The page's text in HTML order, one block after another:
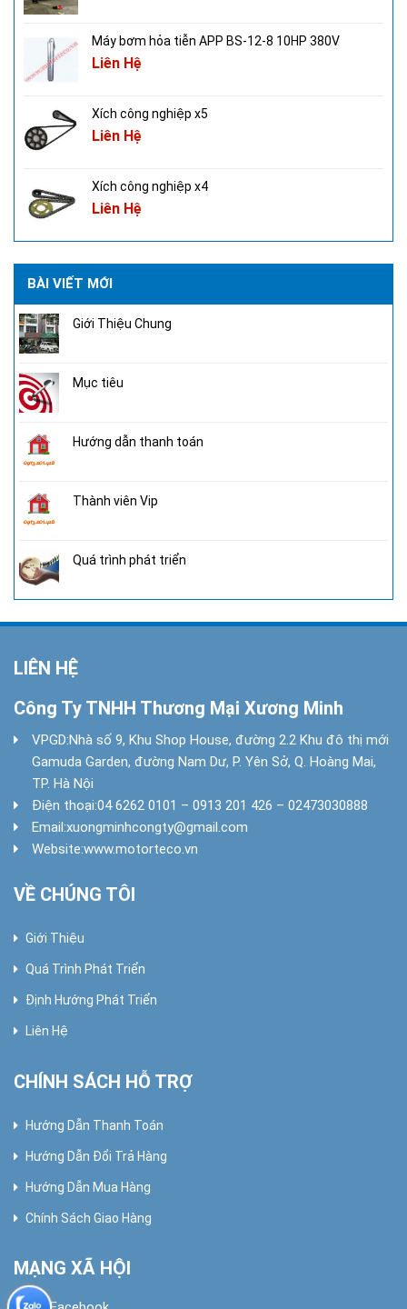
Máy bơm hỏa tiễn APP BS-12-8 10HP 380V
Liên Hệ
Xích công nghiệp x5
Liên Hệ
Xích công nghiệp x4
Liên Hệ
BÀI VIẾT MỚI
Giới Thiệu Chung
Mục tiêu
Hướng dẫn thanh toán
Thành viên Vip
Quá trình phát triển
LIÊN HỆ
Công Ty TNHH Thương Mại Xương Minh
VPGD:Nhà số 9, Khu Shop House, đường 2.2 Khu đô thị mới
Gamuda Garden, đường Nam Dư, P. Yên Sở, Q. Hoàng Mai,
TP. Hà Nội
Điện thoại:04 6262 0101 – 0913 201 426 – 02473030888
Email:xuongminhcongty@gmail.com
Website:www.motorteco.vn
VỀ CHÚNG TÔI
Giới Thiệu
Quá Trình Phát Triển
Định Hướng Phát Triển
Liên Hệ
CHÍNH SÁCH HỖ TRỢ
Hướng Dẫn Thanh Toán
Hướng Dẫn Đổi Trả Hàng
Hướng Dẫn Mua Hàng
Chính Sách Giao Hàng
MẠNG XÃ HỘI